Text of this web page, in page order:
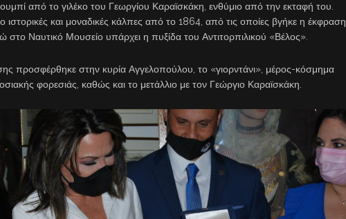
από το γιλέκο του Γεωργίου Καραϊσκάκη, ενθύμιο από την εκταφή του.
ιστορικές και μοναδικές κάλπες από το 1864, από τις οποίες βγήκε η έκφραση
Ναυτικό Μουσείο υπάρχει η πυξίδα του Αντιτορπιλικού «Βέλος».
προσφέρθηκε στην κυρία Αγγελοπούλου, το «γιορντάνι», μέρος-κόσμημα
φορεσιάς, καθώς και το μετάλλιο με τον Γεώργιο Καραϊσκάκη.